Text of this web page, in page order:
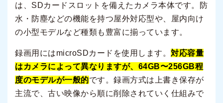
は、SDカードスロットを備えたカメラ本体です。防
水・防塵などの機能を持つ屋外対応型や、屋内向け
の小型モデルなど種類も豊富に揃っています。
録画用にはmicroSDカードを使用します。 対応容量
はカメラによって異なりますが、64GB〜256GB程
度のモデルが一般的です。録画方式は上書き保存が
主流で、古い映像から順に削除されていく仕組みで